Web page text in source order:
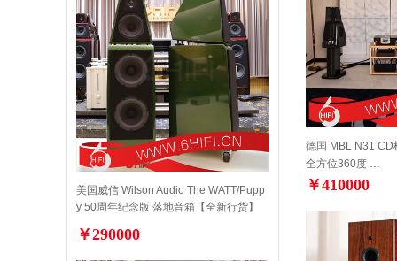
美国威信 Wilson Audio The WATT/Pupp
y 50周年纪念版 落地音箱【全新行货】
￥290000
德国 MBL N31
全方位360度 …
￥410000